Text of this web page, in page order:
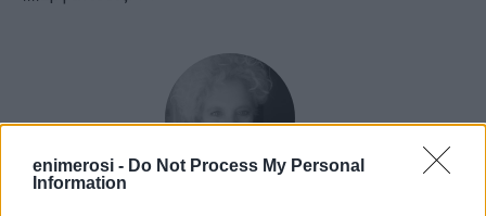
enimerosi - Do Not Process My Personal
Information